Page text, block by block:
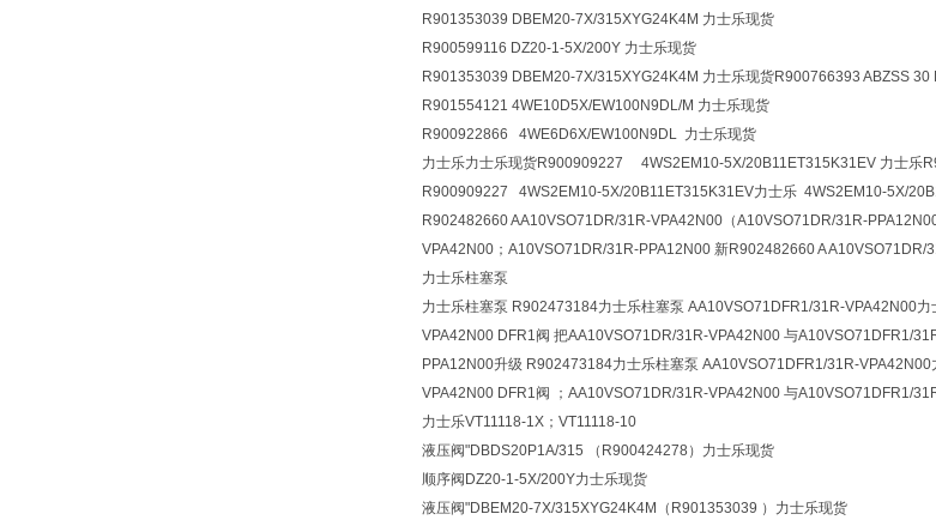
R901353039 DBEM20-7X/315XYG24K4M 力士乐现货
R900599116 DZ20-1-5X/200Y 力士乐现货
R901353039 DBEM20-7X/315XYG24K4M 力士乐现货R900766393 ABZSS 30
R901554121 4WE10D5X/EW100N9DL/M 力士乐现货
R900922866 4WE6D6X/EW100N9DL 力士乐现货
力士乐力士乐现货R900909227 4WS2EM10-5X/20B11ET315K31EV 力士乐
R900909227 4WS2EM10-5X/20B11ET315K31EV力士乐 4WS2EM10-5X/
R902482660 AA10VSO71DR/31R-VPA42N00（A10VSO71DR/31R-
VPA42N00；A10VSO71DR/31R-PPA12N00 新R902482660 A
力士乐柱塞泵
力士乐柱塞泵 R902473184力士乐柱塞泵 AA10VSO71DFR1/31R-VPA42N00
VPA42N00 DFR1阀 把AA10VSO71DR/31R-VPA42N00 与A10VSO71DFR1/
PPA12N00升级 R902473184力士乐柱塞泵 AA10VSO71DFR1/31R-
VPA42N00 DFR1阀 ；AA10VSO71DR/31R-VPA42N00 与A10VSO71DFR1/
力士乐VT11118-1X；VT11118-10
液压阀"DBDS20P1A/315 （R900424278）力士乐现货
顺序阀 DZ20-1-5X/200Y力士乐现货
液压阀"DBEM20-7X/315XYG24K4M（R901353039 ）力士乐现货